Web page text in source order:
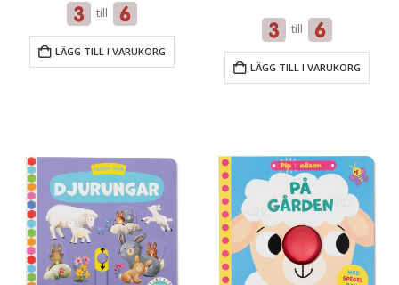
till
LÄGG TILL I VARUKORG
till
LÄGG TILL I VARUKORG